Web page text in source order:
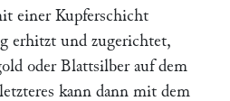
einer Kupferschicht
erhitzt und zugerichtet,
oder Blattsilber auf dem
kann dann mit dem